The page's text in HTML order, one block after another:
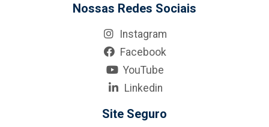
Nossas Redes Sociais
Instagram
Facebook
YouTube
Linkedin
Site Seguro